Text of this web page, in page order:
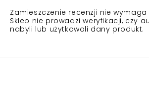
Zamieszczenie recenzji nie
Sklep nie prowadzi weryfikacji, czy
nabyli lub użytkowali dany produkt.